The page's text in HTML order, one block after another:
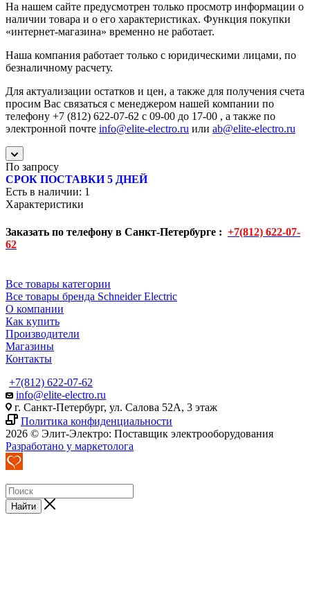
На нашем сайте предусмотрен только просмотр информации о
наличии товара и о его характеристиках. Функция покупки
«интернет-магазина» временно не работает.
Наша компания работает только с юридическими лицами, по
безналичному расчету.
Для актуализации остатков и цен, а также для получения счета
просим Вас связаться с менеджером нашей компании по
телефону +7 (812) 622-07-62 с 09-00 до 17-00 , а также по
электронной почте info@elite-electro.ru или ab@elite-electro.ru
По запросу
СРОК ПОСТАВКИ 5 ДНЕЙ
Есть в наличии: 1
Характеристики
Заказать по телефону в Санкт-Петербурге : +7(812) 622-07-
62
Все товары категории
Все товары бренда Schneider Electric
О компании
Как купить
Производители
Магазины
Контакты
+7(812) 622-07-62
info@elite-electro.ru
г. Санкт-Петербург, ул. Салова 52А, 3 этаж
Политика конфиденциальности
2026 © Элит-Электро: Поставщик электрооборудования
Разработано у маркетолога
Найти